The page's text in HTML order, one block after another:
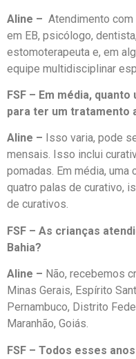
Aline – Atendimento
em EB, psicólogo,
estomoterapeuta e, em
equipe multidisciplinar
FSF – Em média,
para ter um tratamento
Aline – Isso varia, pode
mensais. Isso inclui
pomadas. Em média, uma
quatro palas de curativo,
de curativos.
FSF – As crianças
Bahia?
Aline – Não, recebemos
Minas Gerais, Espírito
Pernambuco, Distrito
Maranhão, Goiás.
FSF – Todos esses